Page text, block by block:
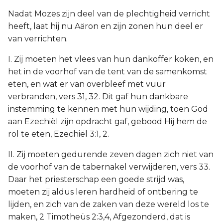
Nadat Mozes zijn deel van de plechtigheid verricht
heeft, laat hij nu Aäron en zijn zonen hun deel er
van verrichten.
I. Zij moeten het vlees van hun dankoffer koken, en
het in de voorhof van de tent van de samenkomst
eten, en wat er van overbleef met vuur
verbranden, vers 31, 32. Dit gaf hun dankbare
instemming te kennen met hun wijding, toen God
aan Ezechiël zijn opdracht gaf, gebood Hij hem de
rol te eten, Ezechiël 3:1, 2.
II. Zij moeten gedurende zeven dagen zich niet van
de voorhof van de tabernakel verwijderen, vers 33.
Daar het priesterschap een goede strijd was,
moeten zij aldus leren hardheid of ontbering te
lijden, en zich van de zaken van deze wereld los te
maken, 2 Timotheüs 2:3,4, Afgezonderd, dat is